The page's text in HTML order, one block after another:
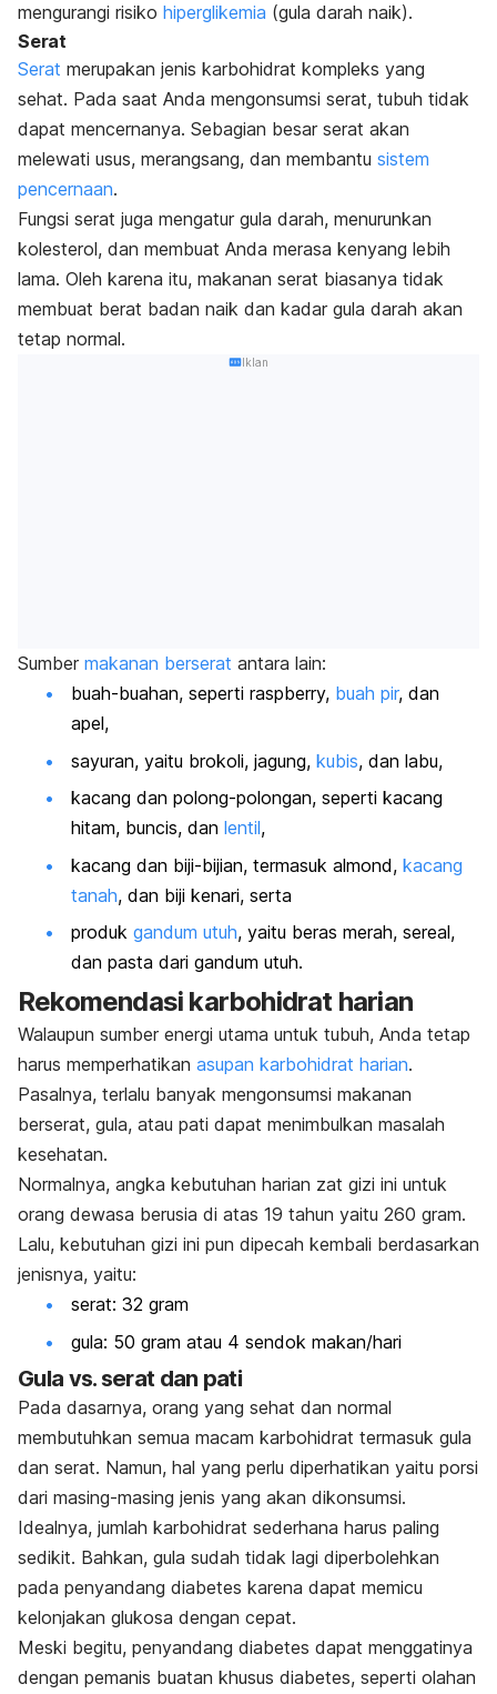
mengurangi risiko hiperglikemia (gula darah naik).
Serat
Serat merupakan jenis karbohidrat kompleks yang
sehat. Pada saat Anda mengonsumsi serat, tubuh tidak
dapat mencernanya. Sebagian besar serat akan
melewati usus, merangsang, dan membantu sistem
pencernaan.
Fungsi serat juga mengatur gula darah, menurunkan
kolesterol, dan membuat Anda merasa kenyang lebih
lama. Oleh karena itu, makanan serat biasanya tidak
membuat berat badan naik dan kadar gula darah akan
tetap normal.
Iklan
Sumber makanan berserat antara lain:
buah-buahan, seperti raspberry, buah pir, dan
apel,
sayuran, yaitu brokoli, jagung, kubis, dan labu,
kacang dan polong-polongan, seperti kacang
hitam, buncis, dan lentil,
kacang dan biji-bijian, termasuk almond, kacang
tanah, dan biji kenari, serta
produk gandum utuh, yaitu beras merah, sereal,
dan pasta dari gandum utuh.
Rekomendasi karbohidrat harian
Walaupun sumber energi utama untuk tubuh, Anda tetap
harus memperhatikan asupan karbohidrat harian.
Pasalnya, terlalu banyak mengonsumsi makanan
berserat, gula, atau pati dapat menimbulkan masalah
kesehatan.
Normalnya, angka kebutuhan harian zat gizi ini untuk
orang dewasa berusia di atas 19 tahun yaitu 260 gram.
Lalu, kebutuhan gizi ini pun dipecah kembali berdasarkan
jenisnya, yaitu:
serat: 32 gram
gula: 50 gram atau 4 sendok makan/hari
Gula vs. serat dan pati
Pada dasarnya, orang yang sehat dan normal
membutuhkan semua macam karbohidrat termasuk gula
dan serat. Namun, hal yang perlu diperhatikan yaitu porsi
dari masing-masing jenis yang akan dikonsumsi.
Idealnya, jumlah karbohidrat sederhana harus paling
sedikit. Bahkan, gula sudah tidak lagi diperbolehkan
pada penyandang diabetes karena dapat memicu
kelonjakan glukosa dengan cepat.
Meski begitu, penyandang diabetes dapat menggatinya
dengan pemanis buatan khusus diabetes, seperti olahan